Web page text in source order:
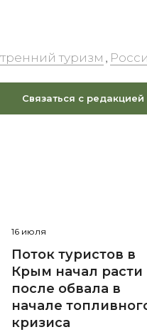
туризм ,
Связаться с редакцией
16 июля
Поток туристов в
Крым начал расти
после обвала в
начале
кризиса